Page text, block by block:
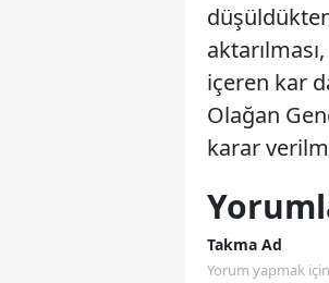
içeren kar
Olağan
karar
Takma Ad
Yorum yapmak